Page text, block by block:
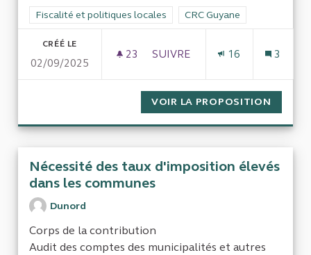
Filtrer les résultats de la catégorie : Fiscalité et politiques
Fiscalité et politiques locales Filtrer les résultats pour le
CRC Guyane
CRÉÉ LE
02/09/2025
23 23 ABONNÉS
SUIVRE
16 3
VOIR LA PROPOSITION
Nécessité des taux d'imposition élevés
dans les communes
Dunord
Corps de la contribution
Audit des comptes des municipalités et autres